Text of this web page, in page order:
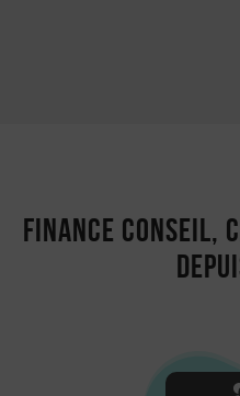
Finance Conseil,